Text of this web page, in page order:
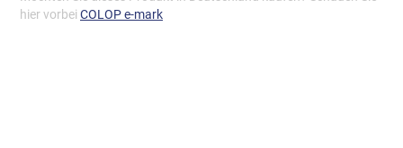
hier vorbei COLOP e-mark